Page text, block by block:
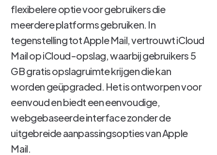
flexibelere optie voor gebruikers die
meerdere platforms gebruiken. In
tegenstelling tot Apple Mail, vertrouwt iCloud
Mail op iCloud-opslag, waarbij gebruikers 5
GB gratis opslagruimte krijgen die kan
worden geüpgraded. Het is ontworpen voor
eenvoud en biedt een eenvoudige,
webgebaseerde interface zonder de
uitgebreide aanpassingsopties van Apple
Mail.